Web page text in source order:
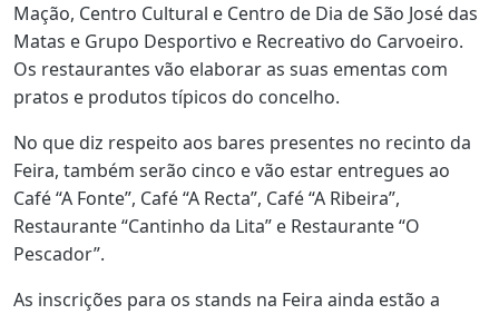
Mação, Centro Cultural e Centro de Dia de São José das
Matas e Grupo Desportivo e Recreativo do Carvoeiro.
Os restaurantes vão elaborar as suas ementas com
pratos e produtos típicos do concelho.
No que diz respeito aos bares presentes no recinto da
Feira, também serão cinco e vão estar entregues ao
Café “A Fonte”, Café “A Recta”, Café “A Ribeira”,
Restaurante “Cantinho da Lita” e Restaurante “O
Pescador”.
As inscrições para os stands na Feira ainda estão a